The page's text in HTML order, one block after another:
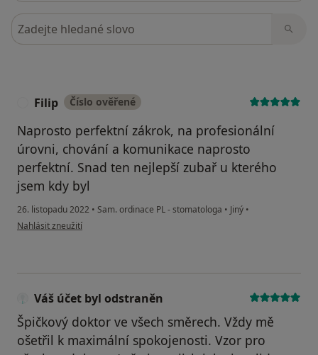
Hledejte v názorech
Filip Číslo ověřené
Naprosto perfektní zákrok, na profesionální
úrovni, chování a komunikace naprosto
perfektní. Snad ten nejlepší zubař u kterého
jsem kdy byl
26. listopadu 2022 • Sam. ordinace PL - stomatologa • Jiný •
podle názoru uživatele Filip
Nahlásit zneužití
Váš účet byl odstraněn
Špičkový doktor ve všech směrech. Vždy mě
ošetřil k maximální spokojenosti. Vzor pro